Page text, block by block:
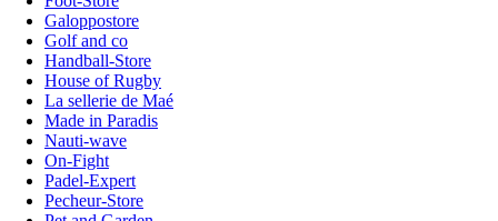
Galoppostore
Golf and co
Handball-Store
House of Rugby
La sellerie de Maé
Made in Paradis
Nauti-wave
On-Fight
Padel-Expert
Pecheur-Store